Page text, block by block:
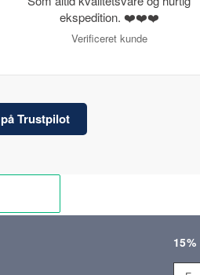
ekspedition. ❤️❤️❤️
Verificeret kunde
Trustpilot
Email-